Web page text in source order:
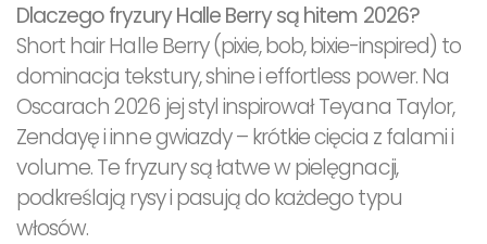
Dlaczego fryzury Halle Berry są hitem 2026?
Short hair Halle Berry (pixie, bob, bixie-inspired) to
dominacja tekstury, shine i effortless power. Na
Oscarach 2026 jej styl inspirował Teyana Taylor,
Zendayę i inne gwiazdy – krótkie cięcia z falami i
volume. Te fryzury są łatwe w pielęgnacji,
podkreślają rysy i pasują do każdego typu
włosów.